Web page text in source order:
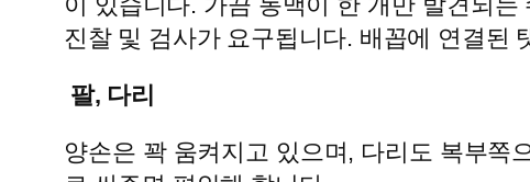
진찰 및 검사가 요구됩니다. 배꼽에 연결된
팔, 다리
양손은 꽉 움켜지고 있으며, 다리도 복부쪽